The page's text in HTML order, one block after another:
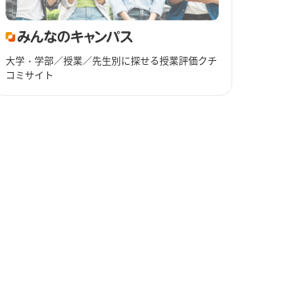
大学・学部／授業／先生別に探せる授業評価クチ
コミサイト